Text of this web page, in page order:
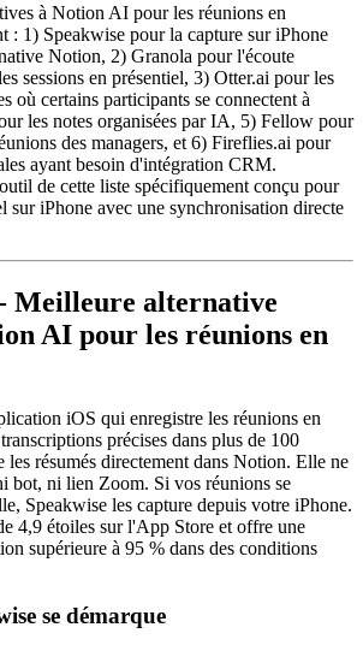
à Notion AI pour les réunions en
: 1) Speakwise pour la capture sur iPhone
Notion, 2) Granola pour l'écoute
sessions en présentiel, 3) Otter.ai pour les
où certains participants se connectent à
les notes organisées par IA, 5) Fellow pour
des managers, et 6) Fireflies.ai pour
ayant besoin d'intégration CRM.
de cette liste spécifiquement conçu pour
sur iPhone avec une synchronisation directe
- Meilleure alternative
AI pour les réunions en
iOS qui enregistre les réunions en
précises dans plus de 100
les résumés directement dans Notion. Elle ne
bot, ni lien Zoom. Si vos réunions se
Speakwise les capture depuis votre iPhone.
4,9 étoiles sur l'App Store et offre une
supérieure à 95 % dans des conditions
se démarque